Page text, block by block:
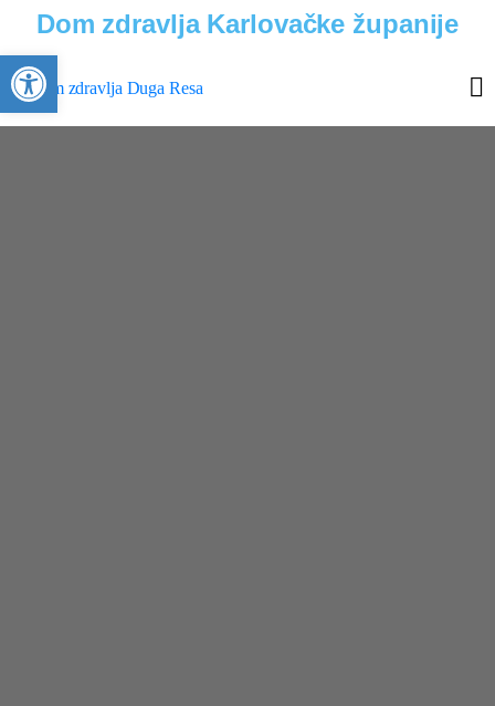
Dom zdravlja Karlovačke županije
Open toolbar